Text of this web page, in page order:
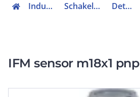
Industriele componenten Schakelen, bedienen en signaleren Detectie en sensoren
IFM sensor m18x1 pnp